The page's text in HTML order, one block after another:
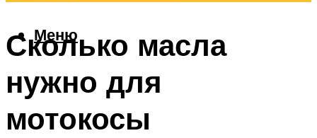
Меню
Сколько масла
нужно для
мотокосы